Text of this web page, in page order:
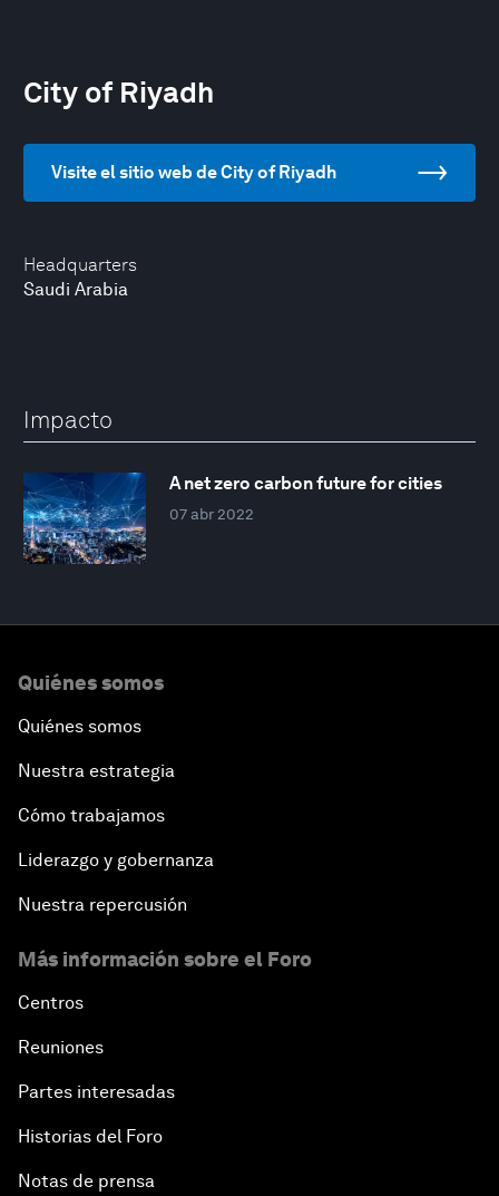
Headquarters
Saudi Arabia
City of Riyadh
Visite el sitio web de City of Riyadh
Impacto
A net zero carbon future for cities
07 abr 2022
Quiénes somos
Quiénes somos
Nuestra estrategia
Cómo trabajamos
Liderazgo y gobernanza
Nuestra repercusión
Más información sobre el Foro
Centros
Reuniones
Partes interesadas
Historias del Foro
Notas de prensa